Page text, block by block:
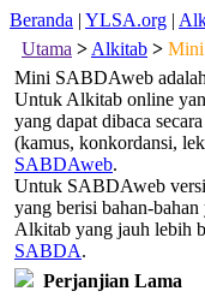
Beranda | YLSA.org |
Utama > Alkitab > Mini
Mini SABDAweb
Untuk Alkitab online
yang dapat dibaca
(kamus, konkordansi,
SABDAweb.
Untuk SABDAweb
yang berisi bahan-
Alkitab yang jauh lebih
SABDA.
Perjanjian Lama